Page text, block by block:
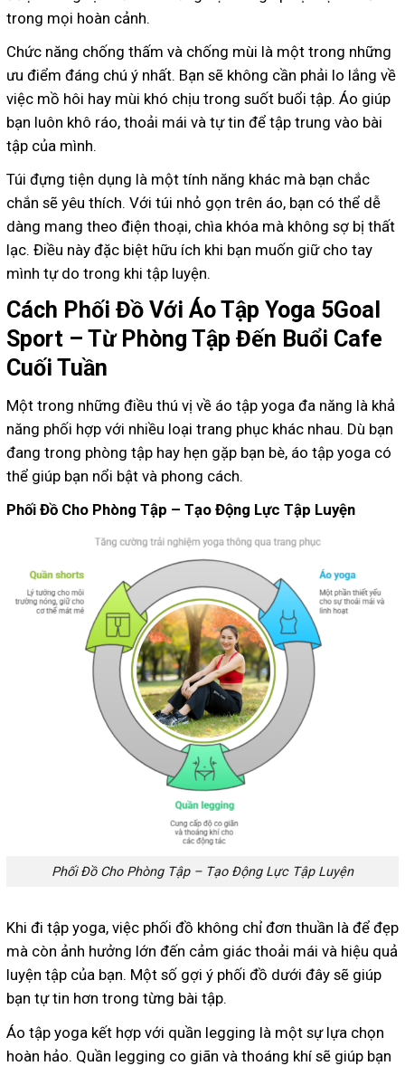
trong mọi hoàn cảnh.
Chức năng chống thấm và chống mùi là một trong những
ưu điểm đáng chú ý nhất. Bạn sẽ không cần phải lo lắng về
việc mồ hôi hay mùi khó chịu trong suốt buổi tập. Áo giúp
bạn luôn khô ráo, thoải mái và tự tin để tập trung vào bài
tập của mình.
Túi đựng tiện dụng là một tính năng khác mà bạn chắc
chắn sẽ yêu thích. Với túi nhỏ gọn trên áo, bạn có thể dễ
dàng mang theo điện thoại, chìa khóa mà không sợ bị thất
lạc. Điều này đặc biệt hữu ích khi bạn muốn giữ cho tay
mình tự do trong khi tập luyện.
Cách Phối Đồ Với Áo Tập Yoga 5Goal
Sport – Từ Phòng Tập Đến Buổi Cafe
Cuối Tuần
Một trong những điều thú vị về áo tập yoga đa năng là khả
năng phối hợp với nhiều loại trang phục khác nhau. Dù bạn
đang trong phòng tập hay hẹn gặp bạn bè, áo tập yoga có
thể giúp bạn nổi bật và phong cách.
Phối Đồ Cho Phòng Tập – Tạo Động Lực Tập Luyện
Phối Đồ Cho Phòng Tập – Tạo Động Lực Tập Luyện
Khi đi tập yoga, việc phối đồ không chỉ đơn thuần là để đẹp
mà còn ảnh hưởng lớn đến cảm giác thoải mái và hiệu quả
luyện tập của bạn. Một số gợi ý phối đồ dưới đây sẽ giúp
bạn tự tin hơn trong từng bài tập.
Áo tập yoga kết hợp với quần legging là một sự lựa chọn
hoàn hảo. Quần legging co giãn và thoáng khí sẽ giúp bạn